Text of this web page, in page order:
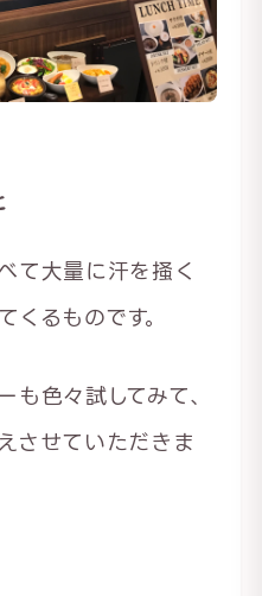
て大量に汗を掻く
くるものです。
も色々試してみて、
させていただきま